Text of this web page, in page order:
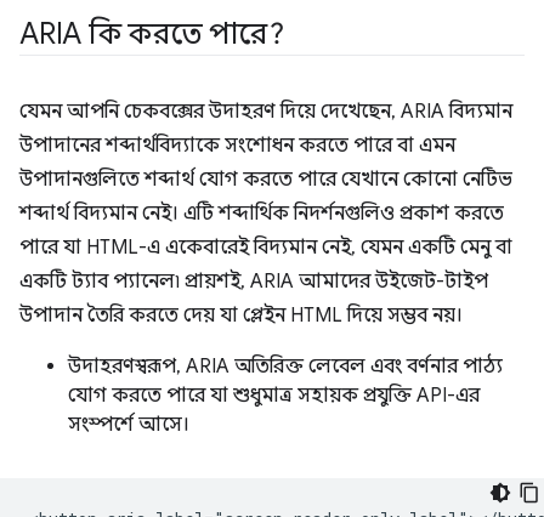
ARIA কি করতে পারে?
যেমন আপনি চেকবক্সের উদাহরণ দিয়ে দেখেছেন, ARIA বিদ্যমান
উপাদানের শব্দার্থবিদ্যাকে সংশোধন করতে পারে বা এমন
উপাদানগুলিতে শব্দার্থ যোগ করতে পারে যেখানে কোনো নেটিভ
শব্দার্থ বিদ্যমান নেই। এটি শব্দার্থিক নিদর্শনগুলিও প্রকাশ করতে
পারে যা HTML-এ একেবারেই বিদ্যমান নেই, যেমন একটি মেনু বা
একটি ট্যাব প্যানেল৷ প্রায়শই, ARIA আমাদের উইজেট-টাইপ
উপাদান তৈরি করতে দেয় যা প্লেইন HTML দিয়ে সম্ভব নয়।
উদাহরণস্বরূপ, ARIA অতিরিক্ত লেবেল এবং বর্ণনার পাঠ্য
যোগ করতে পারে যা শুধুমাত্র সহায়ক প্রযুক্তি API-এর
সংস্পর্শে আসে।